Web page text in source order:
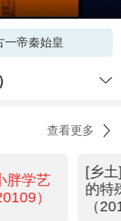
一帝秦始皇
查看更多
胖学艺
）
[乡
的特
（